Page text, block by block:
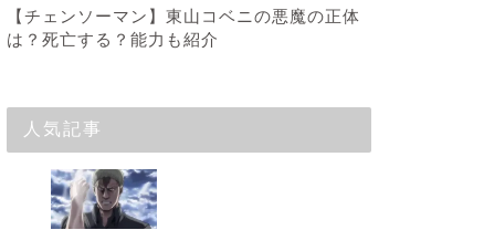
【チェンソーマン】東山コベニの悪魔の正体
は？死亡する？能力も紹介
人気記事